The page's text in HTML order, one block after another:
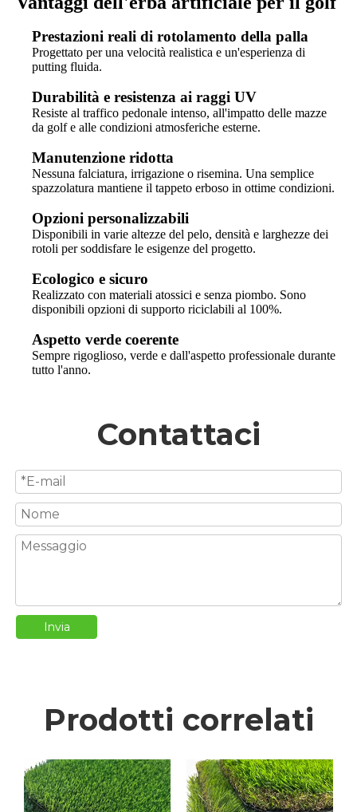
Prestazioni reali di rotolamento della palla
Progettato per una velocità realistica e un'esperienza di
putting fluida.
Durabilità e resistenza ai raggi UV
Resiste al traffico pedonale intenso, all'impatto delle mazze
da golf e alle condizioni atmosferiche esterne.
Manutenzione ridotta
Nessuna falciatura, irrigazione o risemina. Una semplice
spazzolatura mantiene il tappeto erboso in ottime condizioni.
Opzioni personalizzabili
Disponibili in varie altezze del pelo, densità e larghezze dei
rotoli per soddisfare le esigenze del progetto.
Ecologico e sicuro
Realizzato con materiali atossici e senza piombo. Sono
disponibili opzioni di supporto riciclabili al 100%.
Aspetto verde coerente
Sempre rigoglioso, verde e dall'aspetto professionale durante
tutto l'anno.
Contattaci
Invia
Prodotti correlati